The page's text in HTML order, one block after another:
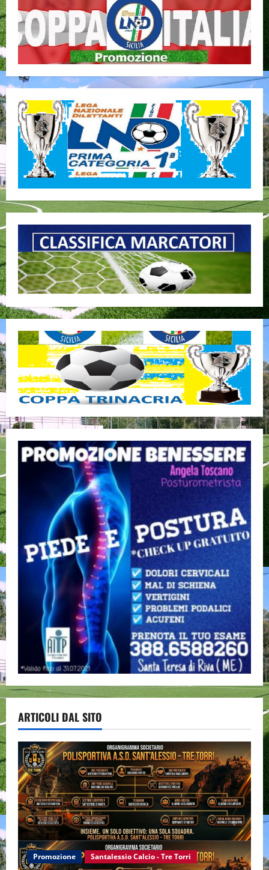
ARTICOLI DAL SITO
Promozione Santalessio Calcio - Tre Torri